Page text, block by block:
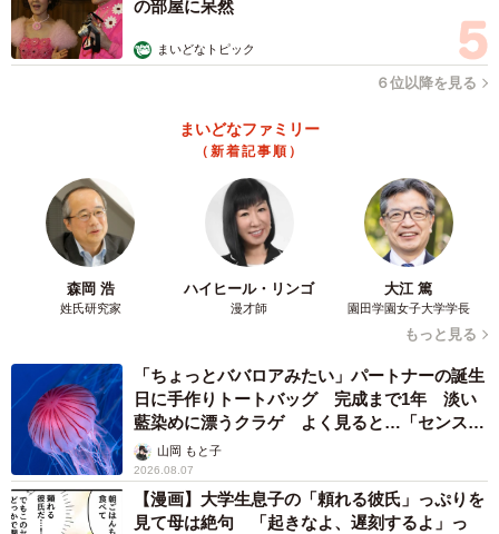
の部屋に呆然
まいどなトピック
６位以降を見る
まいどなファミリー
（新着記事順）
森岡 浩
姓氏研究家
ハイヒール・リンゴ
漫才師
大江 篤
園田学園女子大学学長
もっと見る
「ちょっとババロアみたい」パートナーの誕生
日に手作りトートバッグ 完成まで1年 淡い
藍染めに漂うクラゲ よく見ると…「センスす
ごい」山岡 もと子
2026.08.07
【漫画】大学生息子の「頼れる彼氏」っぷりを
見て母は絶句 「起きなよ、遅刻するよ」っ